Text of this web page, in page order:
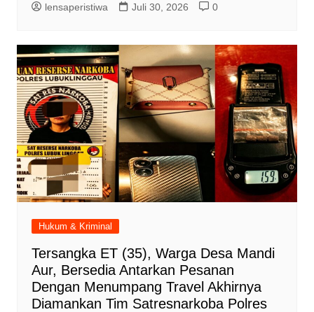
lensaperistiwa Juli 30, 2026 0
Hukum & Kriminal
Tersangka ET (35), Warga Desa Mandi
Aur, Bersedia Antarkan Pesanan
Dengan Menumpang Travel Akhirnya
Diamankan Tim Satresnarkoba Polres